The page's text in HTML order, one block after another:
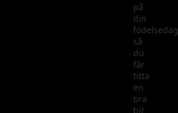
på
din
födelsedag
så
du
får
titta
en
bra
bit